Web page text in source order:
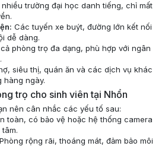
nhiều trường đại học danh tiếng, chỉ mất
Các tuyến xe buýt, đường lớn kết nối
dễ dàng.
phòng trọ đa dạng, phù hợp với ngân
siêu thị, quán ăn và các dịch vụ khác
hàng ngày.
trọ cho sinh viên tại Nhổn
nên cân nhắc các yếu tố sau:
toàn, có bảo vệ hoặc hệ thống camera
Phòng rộng rãi, thoáng mát, đảm bảo môi